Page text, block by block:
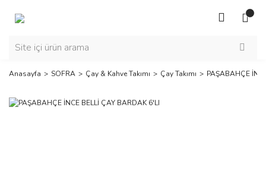
Anasayfa SOFRA Çay & Kahve Takımı Çay Takımı PAŞABAHÇE